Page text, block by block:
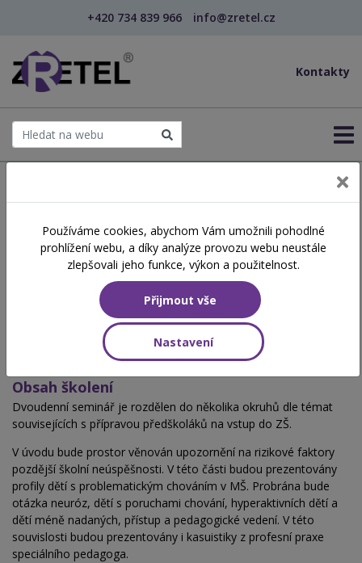
+420 734 839 966 info@zretel.cz
Kontakty
šablony
Příprava předškoláka v MŠ
na vstup do základní školy
Hodinová dotace
18 vyučovacích hodin
Obsah školení
Dvoudenní seminář je rozdělen do několika okruhů dle témat
souvisejících s přípravou předškoláků na vstup do ZŠ.
V úvodu bude prostor věnován upozornění na rizikové faktory
pozdější školní neúspěšnosti. V této části budou prezentovány
profily dětí s problematickým chováním v MŠ. Probrána bude
otázka neuróz, dětí s poruchami chování, hyperaktivních dětí a
dětí méně nadaných, přístup a pedagogické vedení. V této
souvislosti budou prezentovány i kasuistiky z profesní praxe
speciálního pedagoga.
Používáme cookies, abychom Vám umožnili pohodlné
prohlížení webu, a díky analýze provozu webu neustále
zlepšovali jeho funkce, výkon a použitelnost.
Přijmout vše
Nastavení